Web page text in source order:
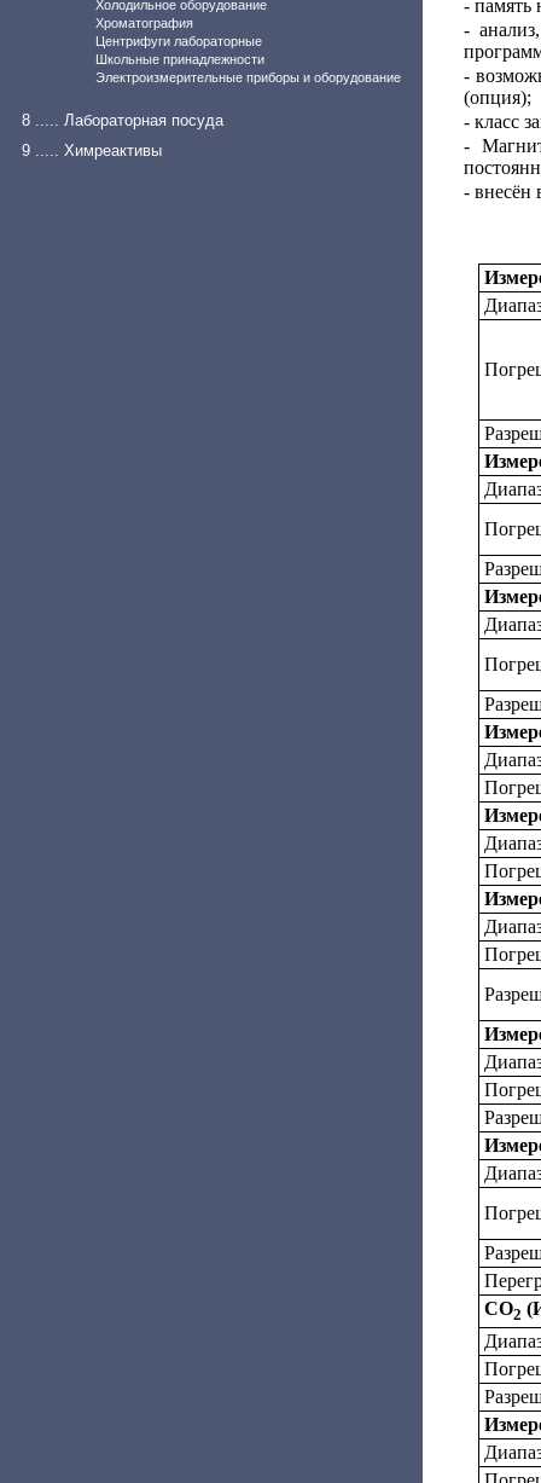
Холодильное оборудование
Хроматография
Центрифуги лабораторные
Школьные принадлежности
Электроизмерительные приборы и оборудование
8 ..... Лабораторная посуда
9 ..... Химреактивы
- память
-
-
(опция);
- класс
-
- внесён
CO2 (